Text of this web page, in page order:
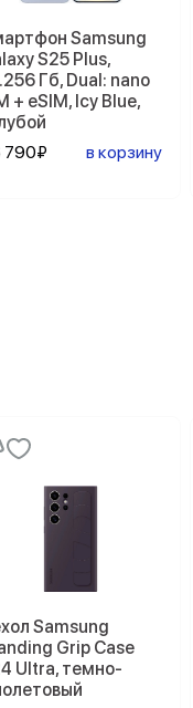
Samsung
S25 Plus,
Гб, Dual: nano
+ eSIM, Icy Blue,
790₽
в корзину
Samsung
Grip Case
Ultra, темно-